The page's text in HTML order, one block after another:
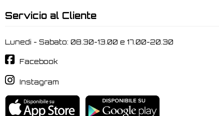
Servicio al Cliente
Lunedi - Sabato: 08.30-13.00 e 17.00-20.30
Facebook
Instagram